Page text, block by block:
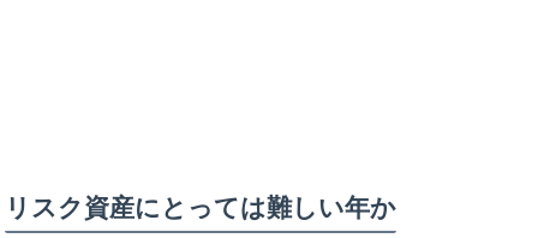
リスク資産にとっては難しい年か